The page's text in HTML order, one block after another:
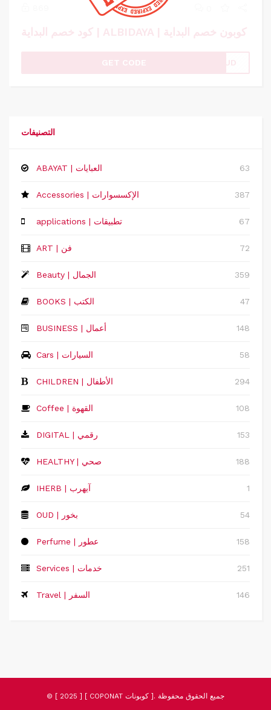
كود خصم البداية | ALBIDAYA | كوبون خصم البداية
GET CODE ZKUD
التصنيفات
ABAYAT | العبايات 63
Accessories | الإكسسوارات 387
applications | تطبيقات 67
ART | فن 72
Beauty | الجمال 359
BOOKS | الكتب 47
‏BUSINESS | أعمال 148
Cars | السيارات 58
CHILDREN | الأطفال 294
Coffee | القهوة 108
DIGITAL | رقمي 153
HEALTHY | صحي 188
IHERB | آيهرب 1
OUD | بخور 54
Perfume | عطور 158
Services | خدمات 251
Travel | السفر 146
© [ 2025 ] [ COPONAT كوبونات ]. جميع الحقوق محفوظة